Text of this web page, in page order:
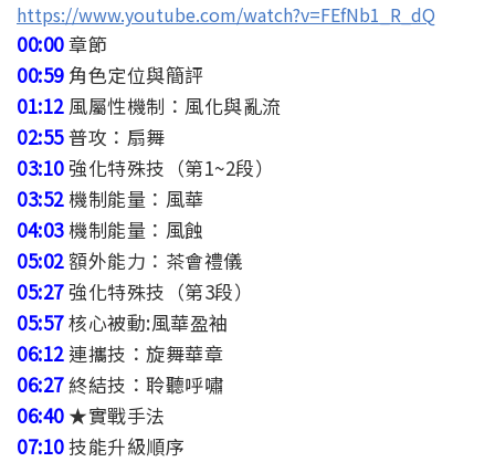
https://www.youtube.com/watch?v=FEfNb1_R_dQ
00:00章節
00:59角色定位與簡評
01:12 風屬性機制：風化與亂流
02:55普攻：扇舞
03:10 強化特殊技（第1~2段）
03:52機制能量：風華
04:03機制能量：風蝕
05:02額外能力：茶會禮儀
05:27強化特殊技（第3段）
05:57核心被動:風華盈袖
06:12連攜技：旋舞華章
06:27終結技：聆聽呼嘯
06:40★實戰手法
07:10技能升級順序